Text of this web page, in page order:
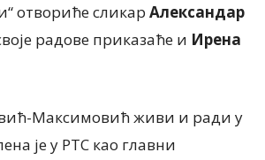
отвориће сликар Александар
радове приказаће и Ирена
Максимовић живи и ради у
је у РТС као главни